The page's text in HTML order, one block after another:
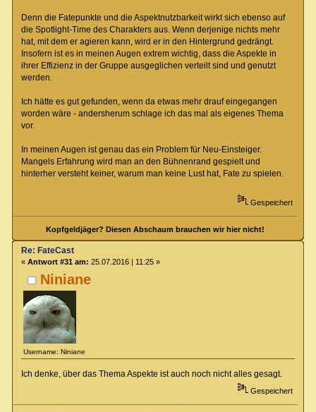
Denn die Fatepunkte und die Aspektnutzbarkeit wirkt sich ebenso auf
die Spotlight-Time des Charakters aus. Wenn derjenige nichts mehr
hat, mit dem er agieren kann, wird er in den Hintergrund gedrängt.
Insofern ist es in meinen Augen extrem wichtig, dass die Aspekte in
ihrer Effizienz in der Gruppe ausgeglichen verteilt sind und genutzt
werden.
Ich hätte es gut gefunden, wenn da etwas mehr drauf eingegangen
worden wäre - andersherum schlage ich das mal als eigenes Thema
vor.
In meinen Augen ist genau das ein Problem für Neu-Einsteiger.
Mangels Erfahrung wird man an den Bühnenrand gespielt und
hinterher versteht keiner, warum man keine Lust hat, Fate zu spielen.
Gespeichert
Kopfgeldjäger? Diesen Abschaum brauchen wir hier nicht!
Niniane
Username: Niniane
Re: FateCast
« Antwort #31 am: 25.07.2016 | 11:25 »
Ich denke, über das Thema Aspekte ist auch noch nicht alles gesagt.
Gespeichert